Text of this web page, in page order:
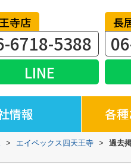
寺店
6718-5388
LINE
長
情報 各
> エイペックス四天王寺 > 過去